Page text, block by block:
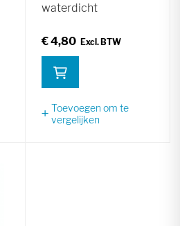
waterdicht
€ 4,80
Toevoegen om te
vergelijken